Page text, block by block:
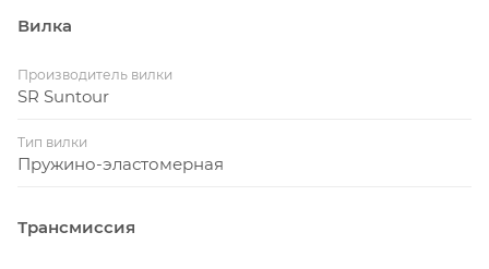
Вилка
Производитель вилки
SR Suntour
Тип вилки
Пружино-эластомерная
Трансмиссия